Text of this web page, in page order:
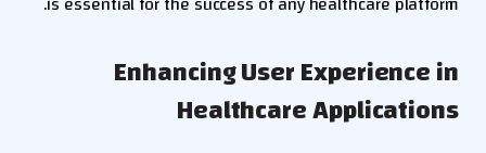
Enhancing User Experience in
Healthcare Applications